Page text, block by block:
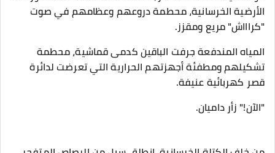
الأرضية الخرسانية، محطمة دروعهم وعظامهم في صوت
"كراااش" مريع ومقزز.
المياه المندفعة جرفت الباقين كدمى قماشية، محطمة
تشكيلهم ومطفئة أجهزتهم الحرارية التي تعرضت لدائرة
قصر كهربائية عنيفة.
​"الآن!" زأر داميان.